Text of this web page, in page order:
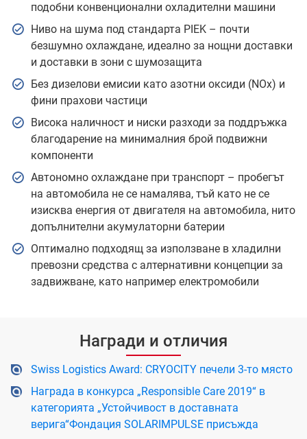
подобни конвенционални охладителни машини
Ниво на шума под стандарта PIEK – почти
безшумно охлаждане, идеално за нощни доставки
и доставки в зони с шумозащита
Без дизелови емисии като азотни оксиди (NOx) и
фини прахови частици
Висока наличност и ниски разходи за поддръжка
благодарение на минималния брой подвижни
компоненти
Автономно охлаждане при транспорт – пробегът
на автомобила не се намалява, тъй като не се
изисква енергия от двигателя на автомобила, нито
допълнителни акумулаторни батерии
Оптимално подходящ за използване в хладилни
превозни средства с алтернативни концепции за
задвижване, като например електромобили
Награди и отличия
Swiss Logistics Award: CRYOCITY печели 3-то място
Награда в конкурса „Responsible Care 2019“ в
категорията „Устойчивост в доставната
верига“Фондация SOLARIMPULSE присъжда